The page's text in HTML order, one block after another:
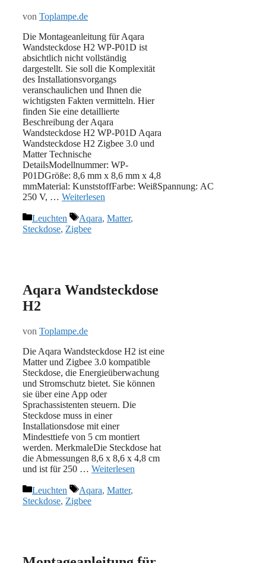
von Toplampe.de
Die Montageanleitung für Aqara
Wandsteckdose H2 WP-P01D ist
absichtlich nicht vollständig
dargestellt. Sie soll die Komplexität
des Installationsvorgangs
veranschaulichen und Ihnen die
wichtigsten Fakten vermitteln. Hier
finden Sie eine detaillierte
Beschreibung der Aqara
Wandsteckdose H2 WP-P01D Aqara
Wandsteckdose H2 Zigbee 3.0 und
Matter Technische
DetailsModellnummer: WP-
P01DGröße: 8,6 mm x 8,6 mm x 4,8
mmMaterial: ‎‎KunststoffFarbe: WeißSpannung: AC
250 V, … Weiterlesen
Kategorien
Leuchten Schlagwörter
Aqara, Matter,
Steckdose, Zigbee
Aqara Wandsteckdose
H2
von Toplampe.de
Die Aqara Wandsteckdose H2 ist eine
Matter und Zigbee 3.0 kompatible
Steckdose, die Energieüberwachung
und Stromschutz bietet. Sie können
sie über eine App oder
Sprachassistenten steuern. Die
Steckdose muss in einer
Installationsdose mit einer
Mindesttiefe von 5 cm montiert
werden. MerkmaleDie Steckdose hat
die Abmessungen 8,6 x 8,6 x 4,8 cm
und ist für 250 … Weiterlesen
Kategorien
Leuchten Schlagwörter
Aqara, Matter,
Steckdose, Zigbee